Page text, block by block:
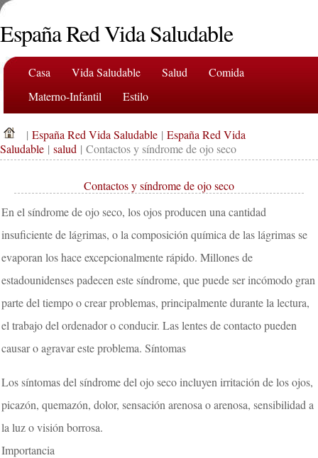
España Red Vida Saludable
Casa Vida Saludable Salud
Comida
Materno-Infantil
Estilo
| España Red Vida Saludable | España Red Vida
Saludable | salud | Contactos y síndrome de ojo seco
Contactos y síndrome de ojo seco
En el síndrome de ojo seco, los ojos producen una cantidad
insuficiente de lágrimas, o la composición química de las lágrimas se
evaporan los hace excepcionalmente rápido. Millones de
estadounidenses padecen este síndrome, que puede ser incómodo gran
parte del tiempo o crear problemas, principalmente durante la lectura,
el trabajo del ordenador o conducir. Las lentes de contacto pueden
causar o agravar este problema. Síntomas
Los síntomas del síndrome del ojo seco incluyen irritación de los ojos,
picazón, quemazón, dolor, sensación arenosa o arenosa, sensibilidad a
la luz o visión borrosa.
Importancia